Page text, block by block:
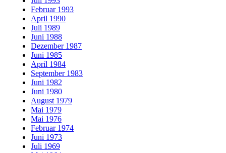
Februar 1993
April 1990
Juli 1989
Juni 1988
Dezember 1987
Juni 1985
April 1984
September 1983
Juni 1982
Juni 1980
August 1979
Mai 1979
Mai 1976
Februar 1974
Juni 1973
Juli 1969